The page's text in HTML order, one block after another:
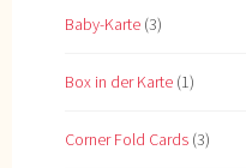
Baby-Karte (3)
Box in der Karte (1)
Corner Fold Cards (3)